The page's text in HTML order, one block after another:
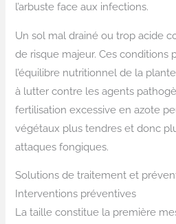
l’arbuste face aux infections.
Un sol mal drainé ou trop acide
de risque majeur. Ces
l’équilibre nutritionnel de la
à lutter contre les agents
fertilisation excessive en azote
végétaux plus tendres et donc
attaques fongiques.
Solutions de traitement et
Interventions préventives
La taille constitue la première